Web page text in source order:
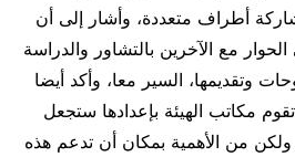
أطراف متعددة، وأشار إلى أن
مع الآخرين بالتشاور والدراسة
وتقديمها، السير معا، وأكد أيضا
تقوم مكاتب الهيئة بإعدادها ستجعل
ولكن من الأهمية بمكان أن تدعم هذه